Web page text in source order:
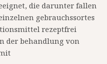
die darunter fallen
gebrauchssortes
rezeptfrei
der behandlung von